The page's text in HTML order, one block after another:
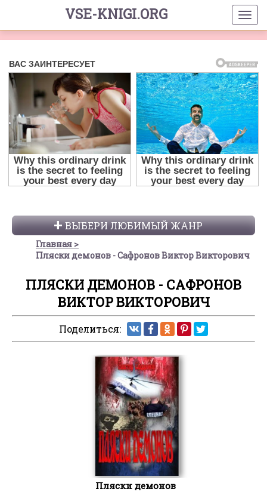
VSE-KNIGI.ORG
ВЫБЕРИ ЛЮБИМЫЙ ЖАНР
Главная
Пляски демонов - Сафронов Виктор Викторович
ПЛЯСКИ ДЕМОНОВ - САФРОНОВ
ВИКТОР ВИКТОРОВИЧ
Поделиться:
Пляски демонов